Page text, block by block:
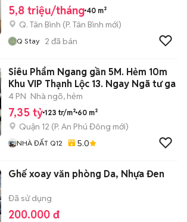
5,8 triệu/tháng 40 m²
Q. Tân Bình (P. Tân Bình mới)
Q Stay 2 đã bán
Siêu Phẩm Ngang gần 5M. Hẻm 10m
Khu VIP Thạnh Lộc 13. Ngay Ngã tư ga
4 PN Nhà ngõ, hẻm
7,35 tỷ 123 tr/m² 60 m²
Quận 12 (P. An Phú Đông mới)
NHÀ ĐẤT Q12 5.0
Ghế xoay văn phòng Da, Nhựa Đen
Đã sử dụng
200.000 đ